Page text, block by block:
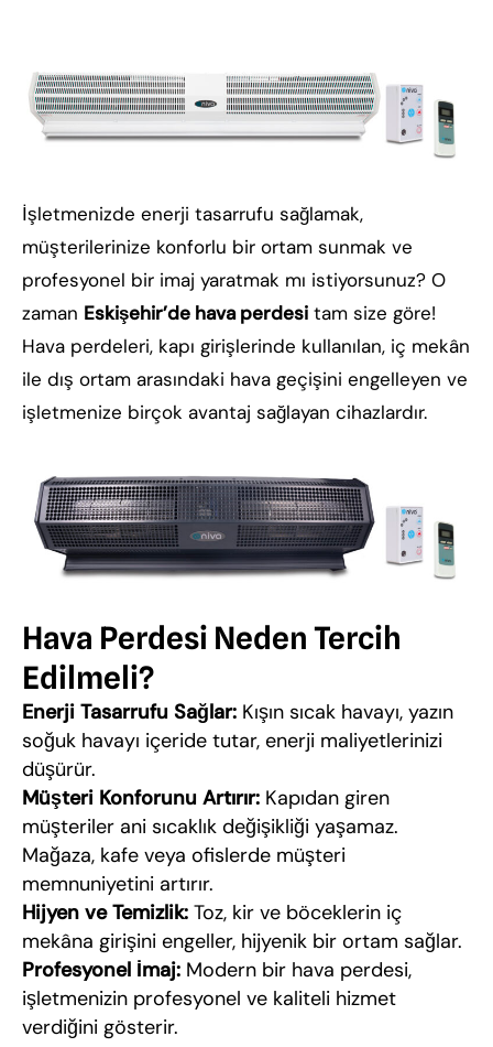
İşletmenizde enerji tasarrufu sağlamak,
müşterilerinize konforlu bir ortam sunmak ve
profesyonel bir imaj yaratmak mı istiyorsunuz? O
zaman Eskişehir’de hava perdesi tam size göre!
Hava perdeleri, kapı girişlerinde kullanılan, iç mekân
ile dış ortam arasındaki hava geçişini engelleyen ve
işletmenize birçok avantaj sağlayan cihazlardır.
Hava Perdesi Neden Tercih
Edilmeli?
Enerji Tasarrufu Sağlar: Kışın sıcak havayı, yazın
soğuk havayı içeride tutar, enerji maliyetlerinizi
düşürür.
Müşteri Konforunu Artırır: Kapıdan giren
müşteriler ani sıcaklık değişikliği yaşamaz.
Mağaza, kafe veya ofislerde müşteri
memnuniyetini artırır.
Hijyen ve Temizlik: Toz, kir ve böceklerin iç
mekâna girişini engeller, hijyenik bir ortam sağlar.
Profesyonel İmaj: Modern bir hava perdesi,
işletmenizin profesyonel ve kaliteli hizmet
verdiğini gösterir.